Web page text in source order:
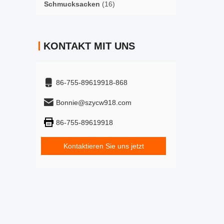
Schmucksacken (16)
KONTAKT MIT UNS
86-755-89619918-868
Bonnie@szycw918.com
86-755-89619918
Kontaktieren Sie uns jetzt